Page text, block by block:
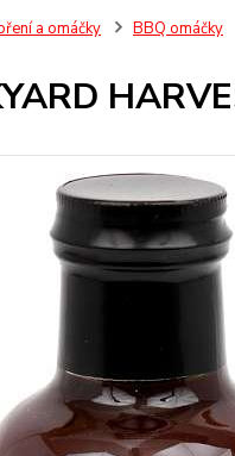
a omáčky BBQ omáčky